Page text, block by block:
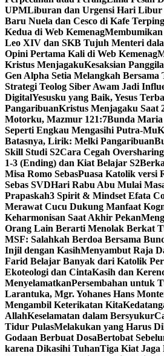
UPMLiburan dan Urgensi Hari Libur
Baru Nuela dan Cesco di Kafe
Kedua di Web Kemenag
Leo XIV dan SKB Tujuh Menteri
Opini Pertama Kali di Web Kemenag
Kristus MenjagakuKesaksian
Gen Alpha Setia Melangkah Bersama
Strategi Teolog Siber Awam Jadi
DigitalYesusku yang Baik, Yesus
PangaribuanKristus Menjagaku Saat
Motorku, Mazmur 121:7Bunda
Seperti Engkau Mengasihi Putra-Mu
Batasnya, Lirik: Melki Pangaribuan
Skill Studi S2Cara Cegah
1-3 (Ending) dan Kiat Belajar S2
Misa Romo SebasPuasa Katolik versi
Sebas SVDHari Rabu Abu Mulai
Prapaskah3 Spirit & Mindset Efata
Merawat Cucu Dukung Manfaat
Keharmonisan Saat Akhir Pekan
Orang Lain Berarti Menolak Berkat
MSF: Salahkah Berdoa Bersama
Injil dengan KasihMenyambut Raja
Farid Belajar Banyak dari Katolik
Ekoteologi dan CintaKasih dan
MenyelamatkanPersembahan untuk
Larantuka, Mgr. Yohanes Hans
Mengambil Keterikatan Kita
AllahKeselamatan dalam Bersyukur
Tidur PulasMelakukan yang Harus
Godaan Berbuat DosaBertobat
karena Dikasihi TuhanTiga Kiat Jaga